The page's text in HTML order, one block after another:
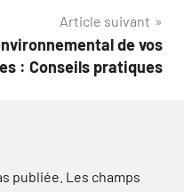
Article suivant
de vos
: Conseils pratiques
publiée. Les champs